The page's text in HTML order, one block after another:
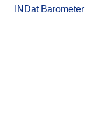
INDat Barometer